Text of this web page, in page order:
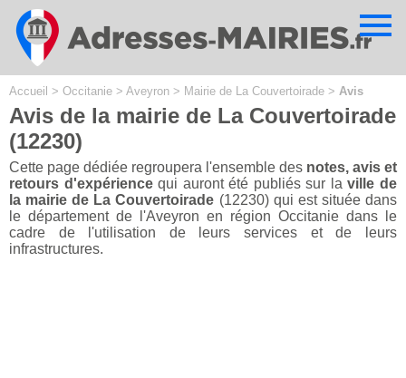
Accueil > Occitanie > Aveyron > Mairie de La Couvertoirade > Avis
Avis de la mairie de La Couvertoirade
(12230)
Cette page dédiée regroupera l'ensemble des notes, avis et
retours d'expériencequi auront été publiés sur laville de
la mairie de La Couvertoirade (12230) qui est située dans
le département de l'Aveyron en région Occitanie dans le
cadre de l'utilisation de leurs services et de leurs
infrastructures.
Cookies management panel